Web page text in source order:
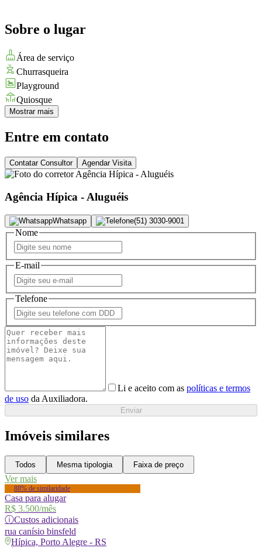
Sobre o lugar
Área de serviço
Churrasqueira
Playground
Quiosque
Mostrar mais
Entre em contato
Contatar Consultor Agendar Visita
Agência Hípica - Aluguéis
Whatsapp (51) 3030-9001
Nome
E-mail
Telefone
Li e aceito com as políticas e termos
de uso da Auxiliadora.
Enviar
Imóveis similares
Todos Mesma tipologia Faixa de preço
Ver mais
88% de similaridade
Casa para alugar
R$ 3.500/mês
ⓘCustos adicionais
rua canísio binsfeld
Hípica, Porto Alegre - RS